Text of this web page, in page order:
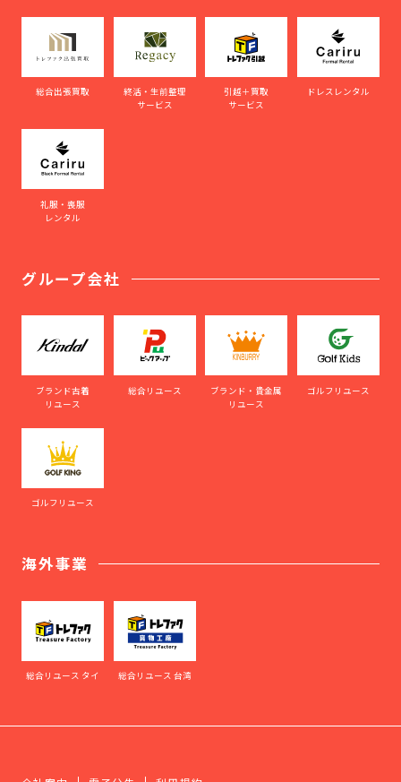
総合出張買取
終活・生前整理
サービス
引越＋買取
サービス
ドレスレンタル
礼服・喪服
レンタル
グループ会社
ブランド古着
リユース
総合リユース
ブランド・貴金属
リユース
ゴルフリユース
ゴルフリユース
海外事業
総合リユース タイ 総合リユース 台湾